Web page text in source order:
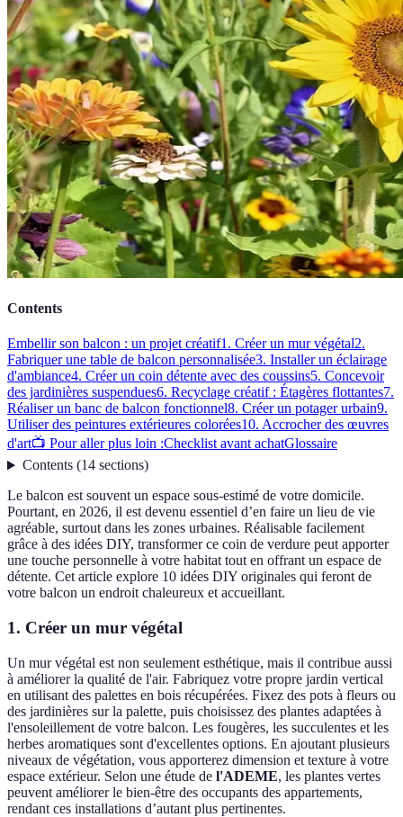
Contents
Embellir son balcon : un projet créatif1. Créer un mur végétal2.
Fabriquer une table de balcon personnalisée3. Installer un éclairage
d'ambiance4. Créer un coin détente avec des coussins5. Concevoir
des jardinières suspendues6. Recyclage créatif : Étagères flottantes7.
Réaliser un banc de balcon fonctionnel8. Créer un potager urbain9.
Utiliser des peintures extérieures colorées10. Accrocher des œuvres
d'art📺 Pour aller plus loin :Checklist avant achatGlossaire
Contents(14 sections)
Le balcon est souvent un espace sous-estimé de votre domicile.
Pourtant, en 2026, il est devenu essentiel d’en faire un lieu de vie
agréable, surtout dans les zones urbaines. Réalisable facilement
grâce à des idées DIY, transformer ce coin de verdure peut apporter
une touche personnelle à votre habitat tout en offrant un espace de
détente. Cet article explore 10 idées DIY originales qui feront de
votre balcon un endroit chaleureux et accueillant.
1. Créer un mur végétal
Un mur végétal est non seulement esthétique, mais il contribue aussi
à améliorer la qualité de l'air. Fabriquez votre propre jardin vertical
en utilisant des palettes en bois récupérées. Fixez des pots à fleurs ou
des jardinières sur la palette, puis choisissez des plantes adaptées à
l'ensoleillement de votre balcon. Les fougères, les succulentes et les
herbes aromatiques sont d'excellentes options. En ajoutant plusieurs
niveaux de végétation, vous apporterez dimension et texture à votre
espace extérieur. Selon une étude de l'ADEME, les plantes vertes
peuvent améliorer le bien-être des occupants des appartements,
rendant ces installations d’autant plus pertinentes.